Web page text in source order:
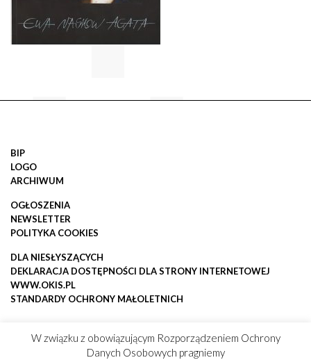
BIP
LOGO
ARCHIWUM
OGŁOSZENIA
NEWSLETTER
POLITYKA COOKIES
DLA NIESŁYSZĄCYCH
DEKLARACJA DOSTĘPNOŚCI DLA STRONY INTERNETOWEJ
WWW.OKIS.PL
STANDARDY OCHRONY MAŁOLETNICH
W związku z obowiązującym Rozporządzeniem Ochrony
Danych Osobowych pragniemy